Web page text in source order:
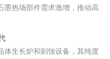
墨热场部件需求激增，推动高
体生长炉和刻蚀设备，其纯度